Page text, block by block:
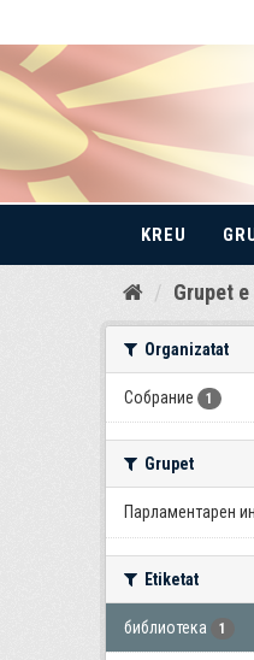
Kalo
KREU
Grupet
Organizatat
Собрание 1
Grupet
Парламентарен
Etiketat
библиотека 1